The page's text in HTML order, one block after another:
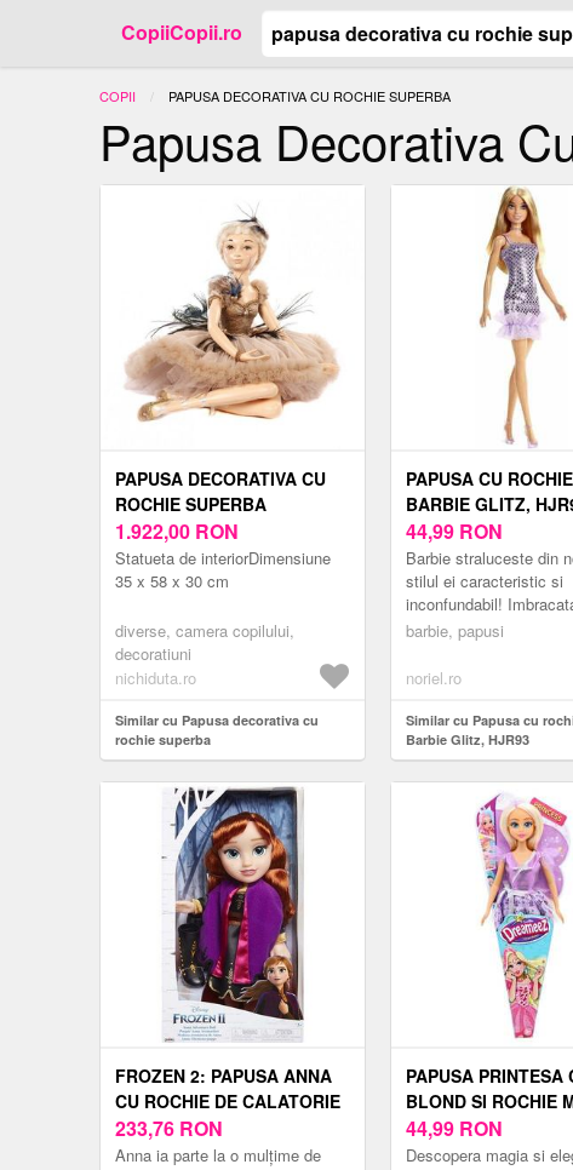
CopiiCopii.ro
COPII ACTUAL:
PAPUSA DECORATIVA CU ROCHIE SUPERBA
Papusa Decorativa
PAPUSA DECORATIVA CU
ROCHIE SUPERBA
1.922,00 RON
Statueta de interiorDimensiune
35 x 58 x 30 cm
diverse, camera copilului,
decoratiuni
nichiduta.ro
Similar cu Papusa decorativa cu
rochie superba
PAPUSA CU
BARBIE GLITZ,
44,99 RON
Barbie straluceste din
stilul ei caracteristic si
inconfundabil!
rochie glamour, perfecta
barbie, papusi
noriel.ro
Similar cu Papusa cu
Barbie Glitz, HJR93
FROZEN 2: PAPUSA ANNA
CU ROCHIE DE CALATORIE
233,76 RON
Anna ia parte la o mulțime de
PAPUSA PRINTESA
BLOND SI ROCHIE
DREAMEEZ
44,99 RON
Descopera magia si